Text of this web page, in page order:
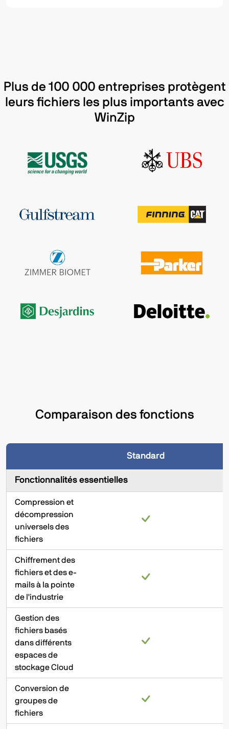
Plus de 100 000 entreprises protègent
leurs fichiers les plus importants avec
WinZip
Comparaison des fonctions
Standard
Fonctionnalités essentielles
Compression et
décompression
universels des
fichiers
Chiffrement des
fichiers et des e-
mails à la pointe
de l'industrie
Gestion des
fichiers basés
dans différents
espaces de
stockage Cloud
Conversion de
groupes de
fichiers